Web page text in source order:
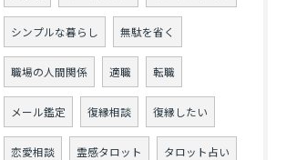
シンプルな暮らし 無駄を省く
職場の人間関係 適職 転職
メール鑑定 復縁相談 復縁したい
恋愛相談 霊感タロット タロット占い